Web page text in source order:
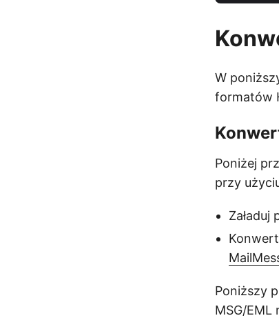
W
formatów
Poniżej
przy
Załaduj
Poniższy
MSG/